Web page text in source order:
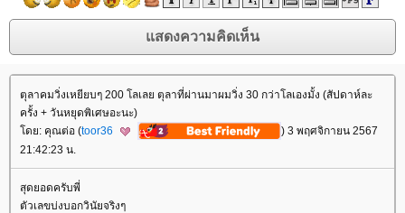
ตุลาคมวิ่งเหยียบๆ 200 โลเลย ตุลาที่ผ่านมาผมวิ่ง 30 กว่าโลเองมั้ง (สัปดาห์ละ
ครั้ง + วันหยุดพิเศษอะนะ)
ดย: คุณต่อ (toor36
) 3 พฤศจิกายน 2567
21:42:23 น.
สุดยอดครับพี่
ตัวเลขบ่งบอกวินัยจริงๆ